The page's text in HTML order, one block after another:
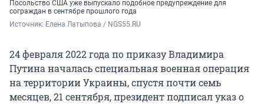
Посольство США уже выпускало подобное предупреждение для
сограждан в сентябре прошлого года
Источник: Елена Латыпова / NGS55.RU
24 февраля 2022 года по приказу Владимира
Путина началась специальная военная операция
на территории Украины, спустя почти семь
месяцев, 21 сентября, президент подписал указ о